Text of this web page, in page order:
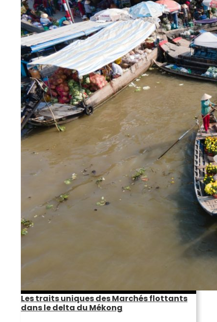
Les traits uniques des Marchés flottants
dans le delta du Mékong